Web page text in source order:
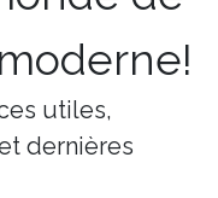
utiles,
dernières